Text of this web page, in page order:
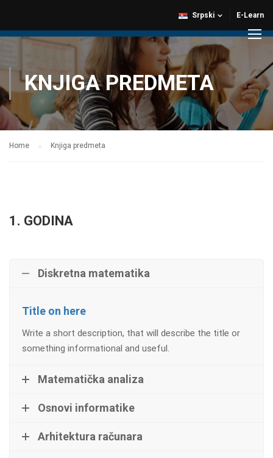
E-Learn
Srpski
KNJIGA PREDMETA
Home Knjiga predmeta
1. GODINA
Diskretna matematika
Title on here
Write a short description, that will describe the title or
something informational and useful.
Matematička analiza
Osnovi informatike
Arhitektura računara